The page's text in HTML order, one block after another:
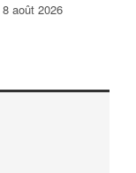
8 août 2026